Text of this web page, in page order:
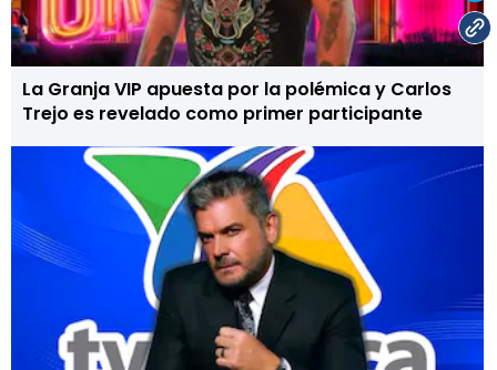
La Granja VIP apuesta por la polémica y Carlos
Trejo es revelado como primer participante